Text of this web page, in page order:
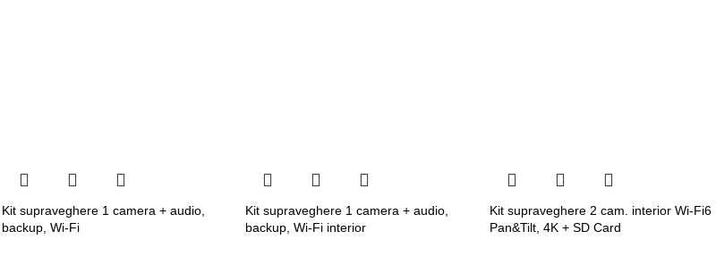
Kit supraveghere 1 camera + audio,
backup, Wi-Fi
Kit supraveghere 1 camera + audio,
backup, Wi-Fi interior
Kit supraveghere 2 cam. interior Wi-Fi6
Pan&Tilt, 4K + SD Card